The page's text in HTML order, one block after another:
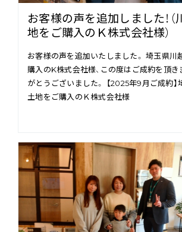
お客様の声を追加しました！（
地をご購入のＫ株式会社様）
お客様の声を追加いたしました。 埼玉県川
購入のK株式会社様、この度はご成約を頂き
がとうございました。 【2025年9月ご成約】
土地をご購入のＫ株式会社様